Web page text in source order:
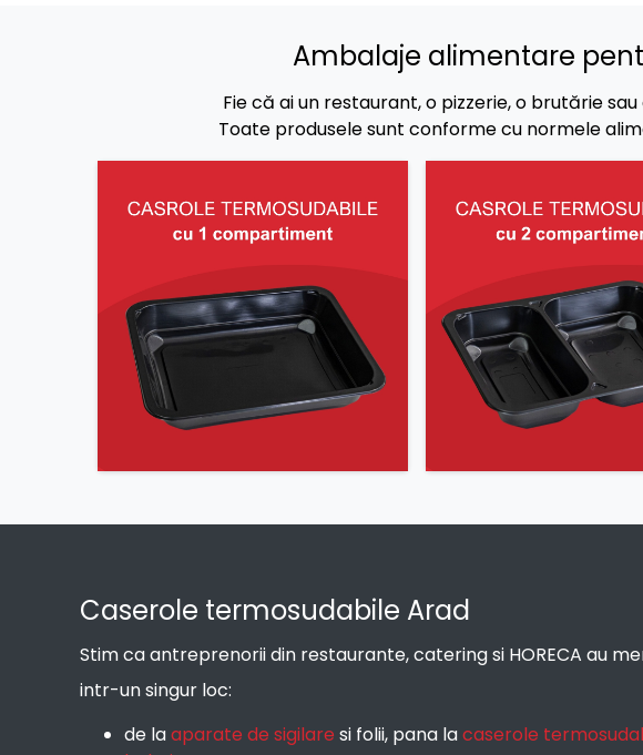
Ambalaje alimentare
Fie că ai un restaurant, o pizzerie, o brutărie
Toate produsele sunt conforme cu normele
Caserole termosudabile Arad
Stim ca antreprenorii din restaurante, catering si HORECA au
intr-un singur loc:
de laaparate de sigilare si folii, pana lacaserole